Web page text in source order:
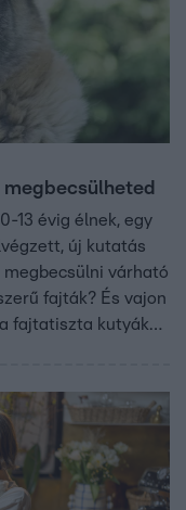
megbecsülheted
13 évig élnek, egy
új kutatás
várható
fajták? És vajon
fajtatiszta kutyák?